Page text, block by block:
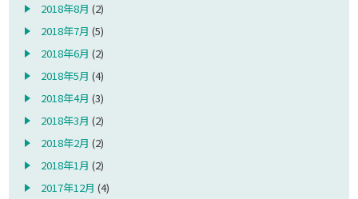
2018年8月 (2)
2018年7月 (5)
2018年6月 (2)
2018年5月 (4)
2018年4月 (3)
2018年3月 (2)
2018年2月 (2)
2018年1月 (2)
2017年12月 (4)